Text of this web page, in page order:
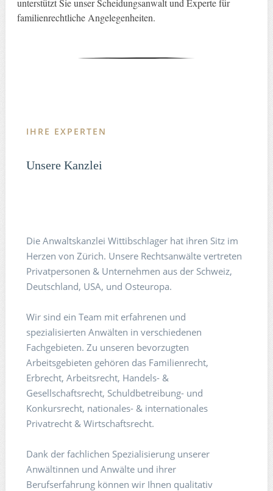
unterstützt Sie unser Scheidungsanwalt und Experte für
familienrechtliche Angelegenheiten.
IHRE EXPERTEN
Unsere Kanzlei
Die Anwaltskanzlei Wittibschlager hat ihren Sitz im
Herzen von Zürich. Unsere Rechtsanwälte vertreten
Privatpersonen & Unternehmen aus der Schweiz,
Deutschland, USA, und Osteuropa.
Wir sind ein Team mit erfahrenen und
spezialisierten Anwälten in verschiedenen
Fachgebieten. Zu unseren bevorzugten
Arbeitsgebieten gehören das Familienrecht,
Erbrecht, Arbeitsrecht, Handels- &
Gesellschaftsrecht, Schuldbetreibung- und
Konkursrecht, nationales- & internationales
Privatrecht & Wirtschaftsrecht.
Dank der fachlichen Spezialisierung unserer
Anwältinnen und Anwälte und ihrer
Berufserfahrung können wir Ihnen qualitativ